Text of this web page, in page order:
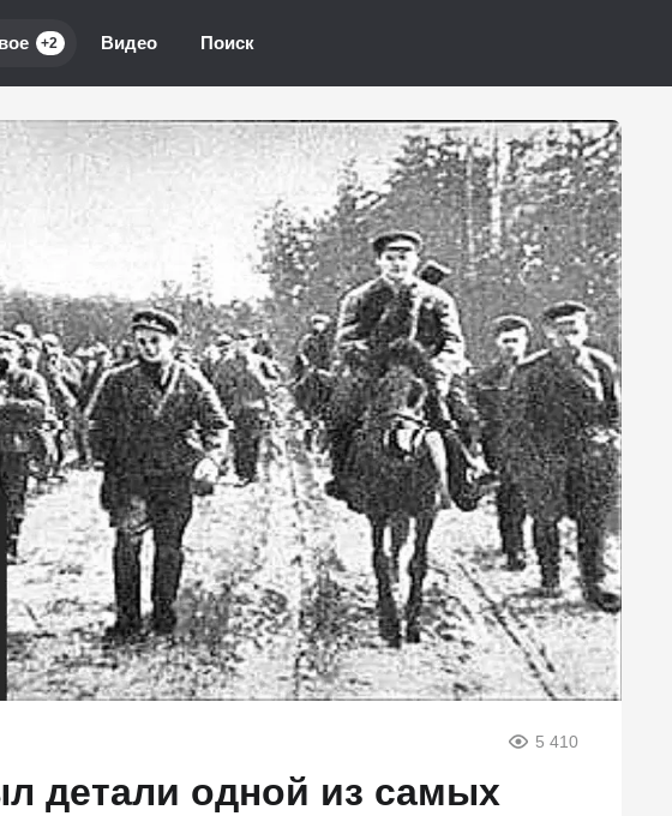
+2 Видео Поиск
5 410
детали одной из самых